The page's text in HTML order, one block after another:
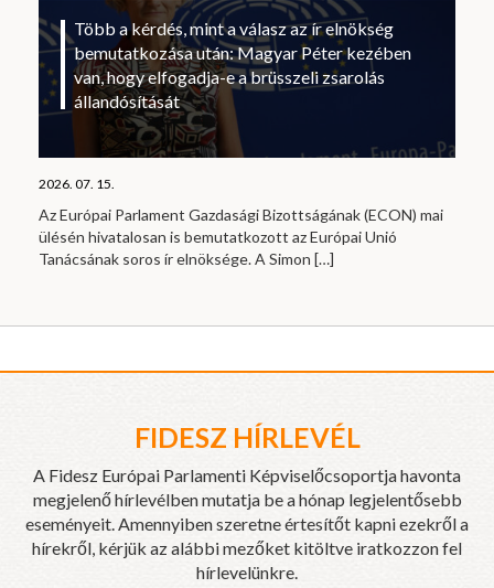
Több a kérdés, mint a válasz az ír elnökség
bemutatkozása után: Magyar Péter kezében
van, hogy elfogadja-e a brüsszeli zsarolás
állandósítását
2026. 07. 15.
Az Európai Parlament Gazdasági Bizottságának (ECON) mai
ülésén hivatalosan is bemutatkozott az Európai Unió
Tanácsának soros ír elnöksége. A Simon […]
FIDESZ HÍRLEVÉL
A Fidesz Európai Parlamenti Képviselőcsoportja havonta
megjelenő hírlevélben mutatja be a hónap legjelentősebb
eseményeit. Amennyiben szeretne értesítőt kapni ezekről a
hírekről, kérjük az alábbi mezőket kitöltve iratkozzon fel
hírlevelünkre.